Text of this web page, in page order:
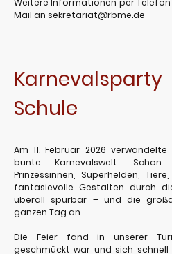
Weitere Informationen per Telefon
Mail an sekretariat@rbme.de
Schule
Am 11. Februar 2026
bunte Karnevalswelt.
Prinzessinnen, Superhelden,
fantasievolle Gestalten durch
überall spürbar – und die
ganzen Tag an.
Die Feier fand in unserer
geschmückt war und sich schnell